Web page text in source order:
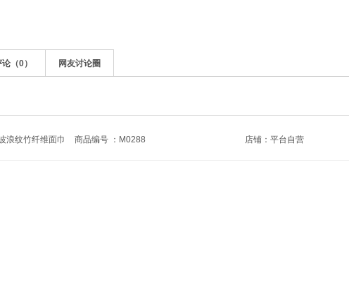
论（0） 网友讨论圈
浪纹竹纤维面巾 商品编号 ：M0288 店铺： 平台自营